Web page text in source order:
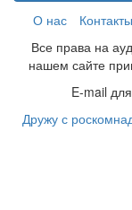
О нас
Контакты
Все права на
нашем сайте
E-mail
Дружу с